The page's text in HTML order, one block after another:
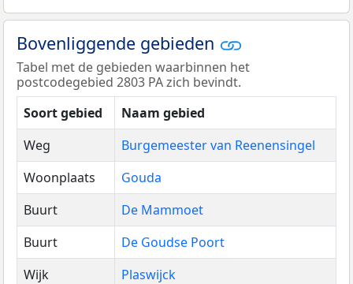
Bovenliggende gebieden
Tabel met de gebieden waarbinnen het
postcodegebied 2803 PA zich bevindt.
Soort gebied
Naam gebied
Weg
Burgemeester van Reenensingel
Woonplaats
Gouda
Buurt
De Mammoet
Buurt
De Goudse Poort
Wijk
Plaswijck